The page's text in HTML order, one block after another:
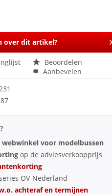
over dit artikel?
Beoordelen
Aanbevelen
webwinkel voor modelbussen
op de adviesverkoopprijs
OV-Nederland
achteraf en termijnen